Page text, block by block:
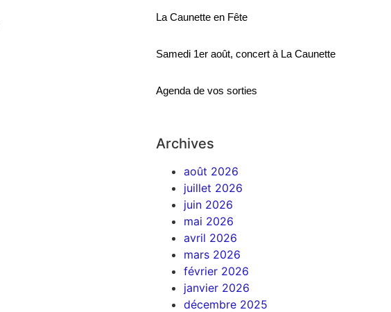
La Caunette en Fête
Samedi 1er août, concert à La Caunette
Agenda de vos sorties
Archives
août 2026
juillet 2026
juin 2026
mai 2026
avril 2026
mars 2026
février 2026
janvier 2026
décembre 2025